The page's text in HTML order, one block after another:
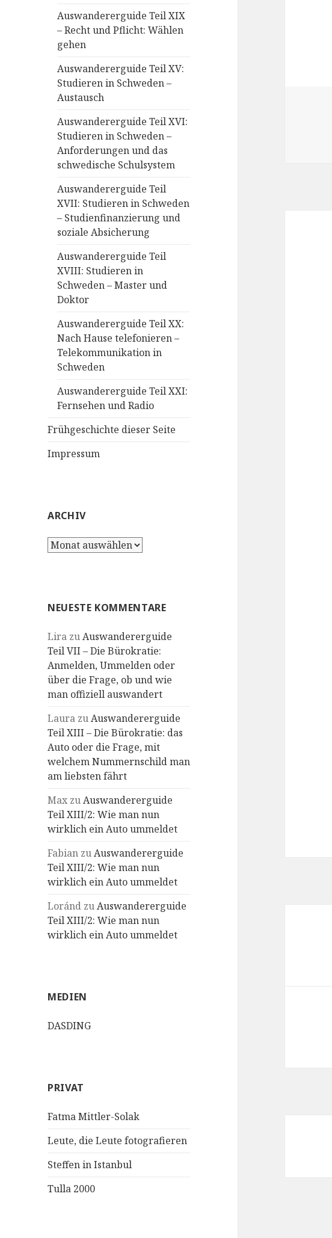
Auswandererguide Teil XIX
– Recht und Pflicht: Wählen
gehen
Auswandererguide Teil XV:
Studieren in Schweden –
Austausch
Auswandererguide Teil XVI:
Studieren in Schweden –
Anforderungen und das
schwedische Schulsystem
Auswandererguide Teil
XVII: Studieren in Schweden
– Studienfinanzierung und
soziale Absicherung
Auswandererguide Teil
XVIII: Studieren in
Schweden – Master und
Doktor
Auswandererguide Teil XX:
Nach Hause telefonieren –
Telekommunikation in
Schweden
Auswandererguide Teil XXI:
Fernsehen und Radio
Frühgeschichte dieser Seite
Impressum
ARCHIV
Archiv
NEUESTE KOMMENTARE
Lira zuAuswandererguide
Teil VII – Die Bürokratie:
Anmelden, Ummelden oder
über die Frage, ob und wie
man offiziell auswandert
Laura zuAuswandererguide
Teil XIII – Die Bürokratie: das
Auto oder die Frage, mit
welchem Nummernschild man
am liebsten fährt
Max zuAuswandererguide
Teil XIII/2: Wie man nun
wirklich ein Auto ummeldet
Fabian zuAuswandererguide
Teil XIII/2: Wie man nun
wirklich ein Auto ummeldet
Loránd zuAuswandererguide
Teil XIII/2: Wie man nun
wirklich ein Auto ummeldet
MEDIEN
DASDING
PRIVAT
Fatma Mittler-Solak
Leute, die Leute fotografieren
Steffen in Istanbul
Tulla 2000